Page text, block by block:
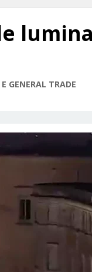
GENERAL TRADE